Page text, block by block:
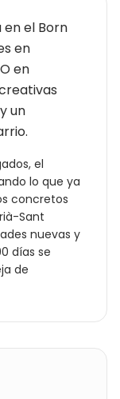
el Born
en
en
un
, el
lo que ya
concretos
Sant
nuevas y
días se
de